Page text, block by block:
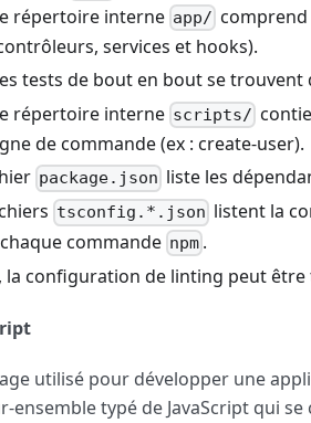
répertoire interne app/
services et hooks).
tests de bout en bout se
répertoire interne scripts/
de commande (ex : create-user).
package.json liste les
tsconfig.*.json listent la
commande npm .
la configuration de linting peut
utilisé pour développer une
ensemble typé de JavaScript qui se